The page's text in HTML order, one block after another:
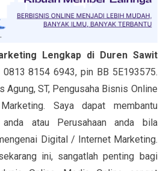
Lengkap di Duren Sawit
0813 8154 6943, pin BB 5E193575.
Agung, ST, Pengusaha Bisnis Online
Saya dapat membantu
atau Perusahaan anda bila
Digital / Internet Marketing.
ini, sangatlah penting bagi